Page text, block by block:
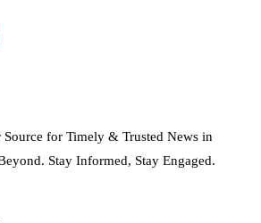
for Timely & Trusted News in
Stay Informed, Stay Engaged.